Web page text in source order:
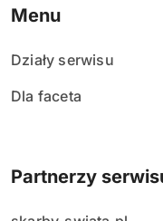
Menu
Działy serwisu
Dla faceta
Partnerzy